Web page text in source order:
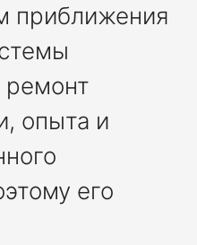
приближения
ремонт
опыта и
его